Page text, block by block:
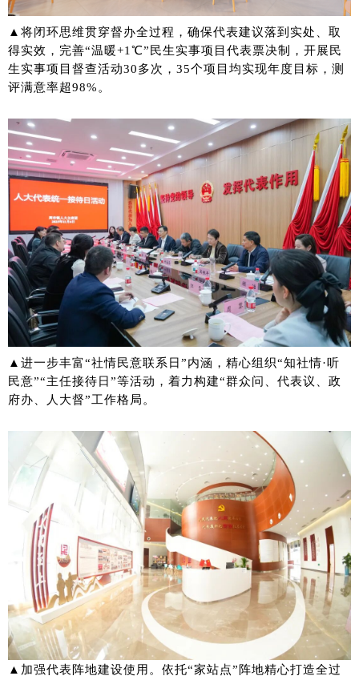
▲将闭环思维贯穿督办全过程，确保代表建议落到实处、取
得实效，完善“温暖+1℃”民生实事项目代表票决制，开展民
生实事项目督查活动30多次，35个项目均实现年度目标，测
评满意率超98%。
▲进一步丰富“社情民意联系日”内涵，精心组织“知社情·听
民意”“主任接待日”等活动，着力构建“群众问、代表议、政
府办、人大督”工作格局。
▲ 加强代表阵地建设使用。依托“家站点”阵地精心打造全过